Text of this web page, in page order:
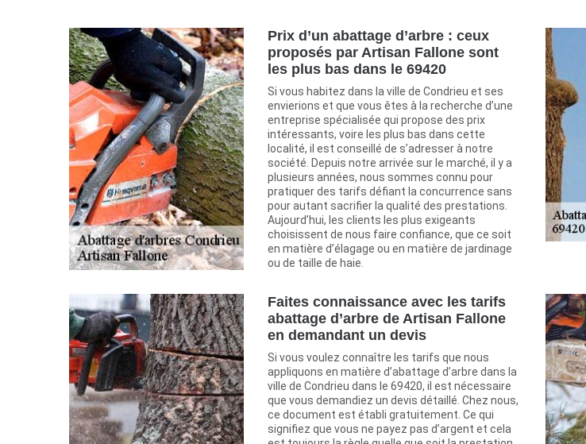
Prix d’un abattage d’arbre : ceux
proposés par Artisan Fallone sont
les plus bas dans le 69420
Si vous habitez dans la ville de Condrieu et ses
envierions et que vous êtes à la recherche d’une
entreprise spécialisée qui propose des prix
intéressants, voire les plus bas dans cette
localité, il est conseillé de s’adresser à notre
société. Depuis notre arrivée sur le marché, il y a
plusieurs années, nous sommes connu pour
pratiquer des tarifs défiant la concurrence sans
pour autant sacrifier la qualité des prestations.
Aujourd’hui, les clients les plus exigeants
choisissent de nous faire confiance, que ce soit
en matière d’élagage ou en matière de jardinage
ou de taille de haie.
Faites connaissance avec les tarifs
abattage d’arbre de Artisan Fallone
en demandant un devis
Si vous voulez connaître les tarifs que nous
appliquons en matière d’abattage d’arbre dans la
ville de Condrieu dans le 69420, il est nécessaire
que vous demandiez un devis détaillé. Chez nous,
ce document est établi gratuitement. Ce qui
signifiez que vous ne payez pas d’argent et cela